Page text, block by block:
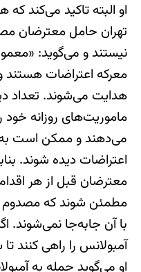
او البته تاکید می‌کند
تهران حامل معترضان
نیستند و می‌گوید:
معرکه اعتراضات
هدایت می‌شوند. تعداد
ماموریت‌های روزانه خود
می‌دهند و ممکن است به
اعتراضات دیده شوند.
معترضان قبل از هر
مطمئن شوند که مصدوم
با آن جا‌به‌جا نمی‌شوند.
آمبولانس را راهی کنند
او می‌گوید حمله به